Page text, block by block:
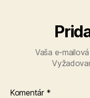
Vaša e-
Komentár *